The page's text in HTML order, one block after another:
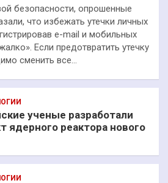
безопасности, опрошенные
что избежать утечки личных
e-mail и мобильных
Если предотвратить утечку
сменить все…
ученые разработали
ядерного реактора нового